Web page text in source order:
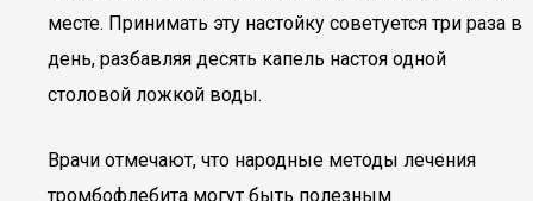
месте. Принимать эту настойку советуется три раза в
день, разбавляя десять капель настоя одной
столовой ложкой воды.
Врачи отмечают, что народные методы лечения
тромбофлебита могут быть полезным